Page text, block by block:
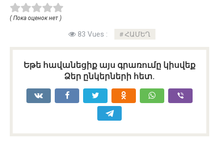
( Пока оценок нет )
83 Vues : ՀԱՄԵՂ
Եթե հավանեցիք այս գրառումը կիսվեք
Ձեր ընկերների հետ.